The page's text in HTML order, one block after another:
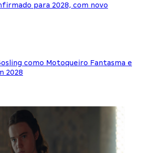
para 2028, com novo
como Motoqueiro Fantasma e
2028